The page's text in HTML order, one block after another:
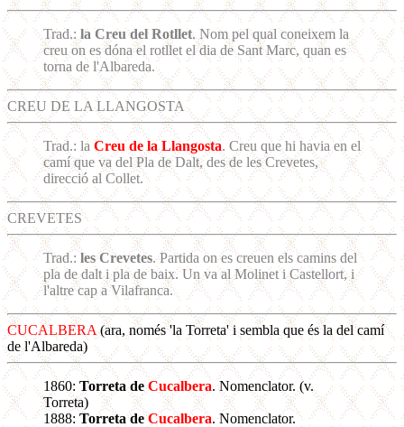
Trad.:la Creu del Rotllet. Nom pel qual coneixem la
creu on es dóna el rotllet el dia de Sant Marc, quan es
torna de l'Albareda.
CREU DE LA LLANGOSTA
Trad.: la Creu de la Llangosta. Creu que hi havia en el
camí que va del Pla de Dalt, des de les Crevetes,
direcció al Collet.
CREVETES
Trad.: les Crevetes. Partida on es creuen els camins del
pla de dalt i pla de baix. Un va al Molinet i Castellort, i
l'altre cap a Vilafranca.
CUCALBERA(ara, només 'la Torreta' i sembla que és la del camí
de l'Albareda)
1860: Torreta deCucalbera. Nomenclator. (v.
Torreta)
1888: Torreta deCucalbera. Nomenclator.